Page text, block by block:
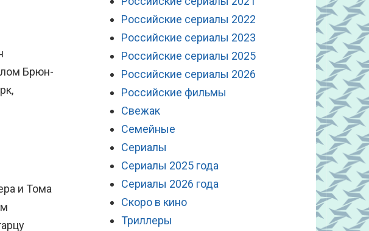
Брюн-
и Тома
Российские сериалы 2022
Российские сериалы 2023
Российские сериалы 2025
Российские сериалы 2026
Российские фильмы
Свежак
Семейные
Сериалы
Сериалы 2025 года
Сериалы 2026 года
Скоро в кино
Триллеры